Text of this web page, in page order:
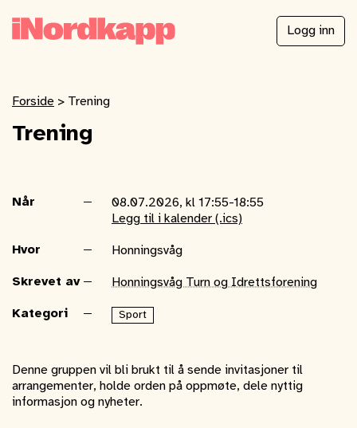
Logg inn
Forside > Trening
Trening
Når
08.07.2026, kl 17:55-18:55
Legg til i kalender (.ics)
Hvor Honningsvåg
Skrevet av Honningsvåg Turn og Idrettsforening
Kategori Sport
Denne gruppen vil bli brukt til å sende invitasjoner til
arrangementer, holde orden på oppmøte, dele nyttig
informasjon og nyheter.